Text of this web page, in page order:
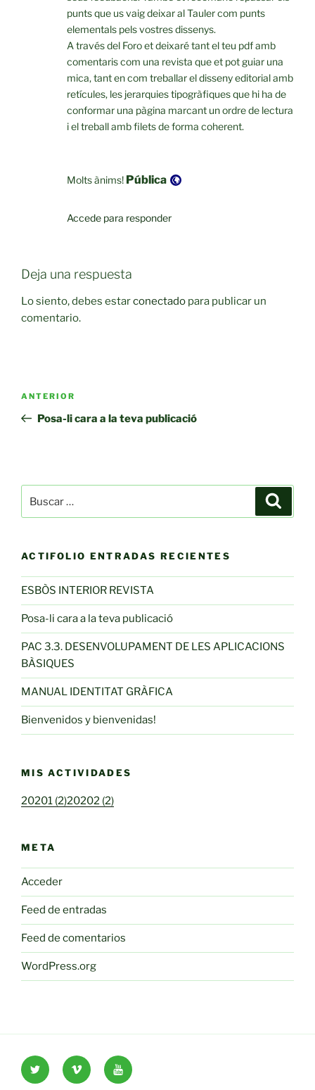
punts que us vaig deixar al Tauler com punts
elementals pels vostres dissenys.
A través del Foro et deixaré tant el teu pdf amb
comentaris com una revista que et pot guiar una
mica, tant en com treballar el disseny editorial amb
retícules, les jerarquies tipogràfiques que hi ha de
conformar una pàgina marcant un ordre de lectura
i el treball amb filets de forma coherent.
Molts ànims! Pública
Accede para responder
Deja una respuesta
Lo siento, debes estarconectado para publicar un
comentario.
entradas
Entrada
anterior:
ANTERIOR
Posa-li cara a la teva publicació
por:
ACTIFOLIO ENTRADAS RECIENTES
ESBÒS INTERIOR REVISTA
Posa-li cara a la teva publicació
PAC 3.3. DESENVOLUPAMENT DE LES APLICACIONS
BÀSIQUES
MANUAL IDENTITAT GRÀFICA
Bienvenidos y bienvenidas!
MIS ACTIVIDADES
20201 (2)20202 (2)
META
Acceder
Feed de entradas
Feed de comentarios
WordPress.org
Twitter
UOC
Vimeo
UOC
Youtube
UOC